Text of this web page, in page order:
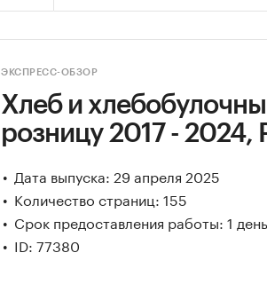
ЭКСПРЕСС-ОБЗОР
Хлеб и
розницу 2017 -
Дата выпуска: 29 апреля 2025
Количество страниц: 155
Срок предоставления работы: 1 день
ID: 77380